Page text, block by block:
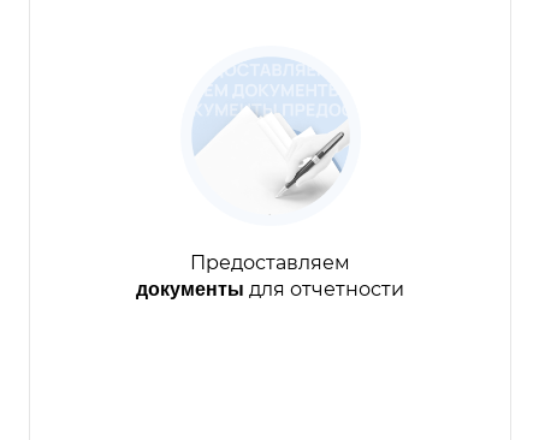
Предоставляем
документы для отчетности